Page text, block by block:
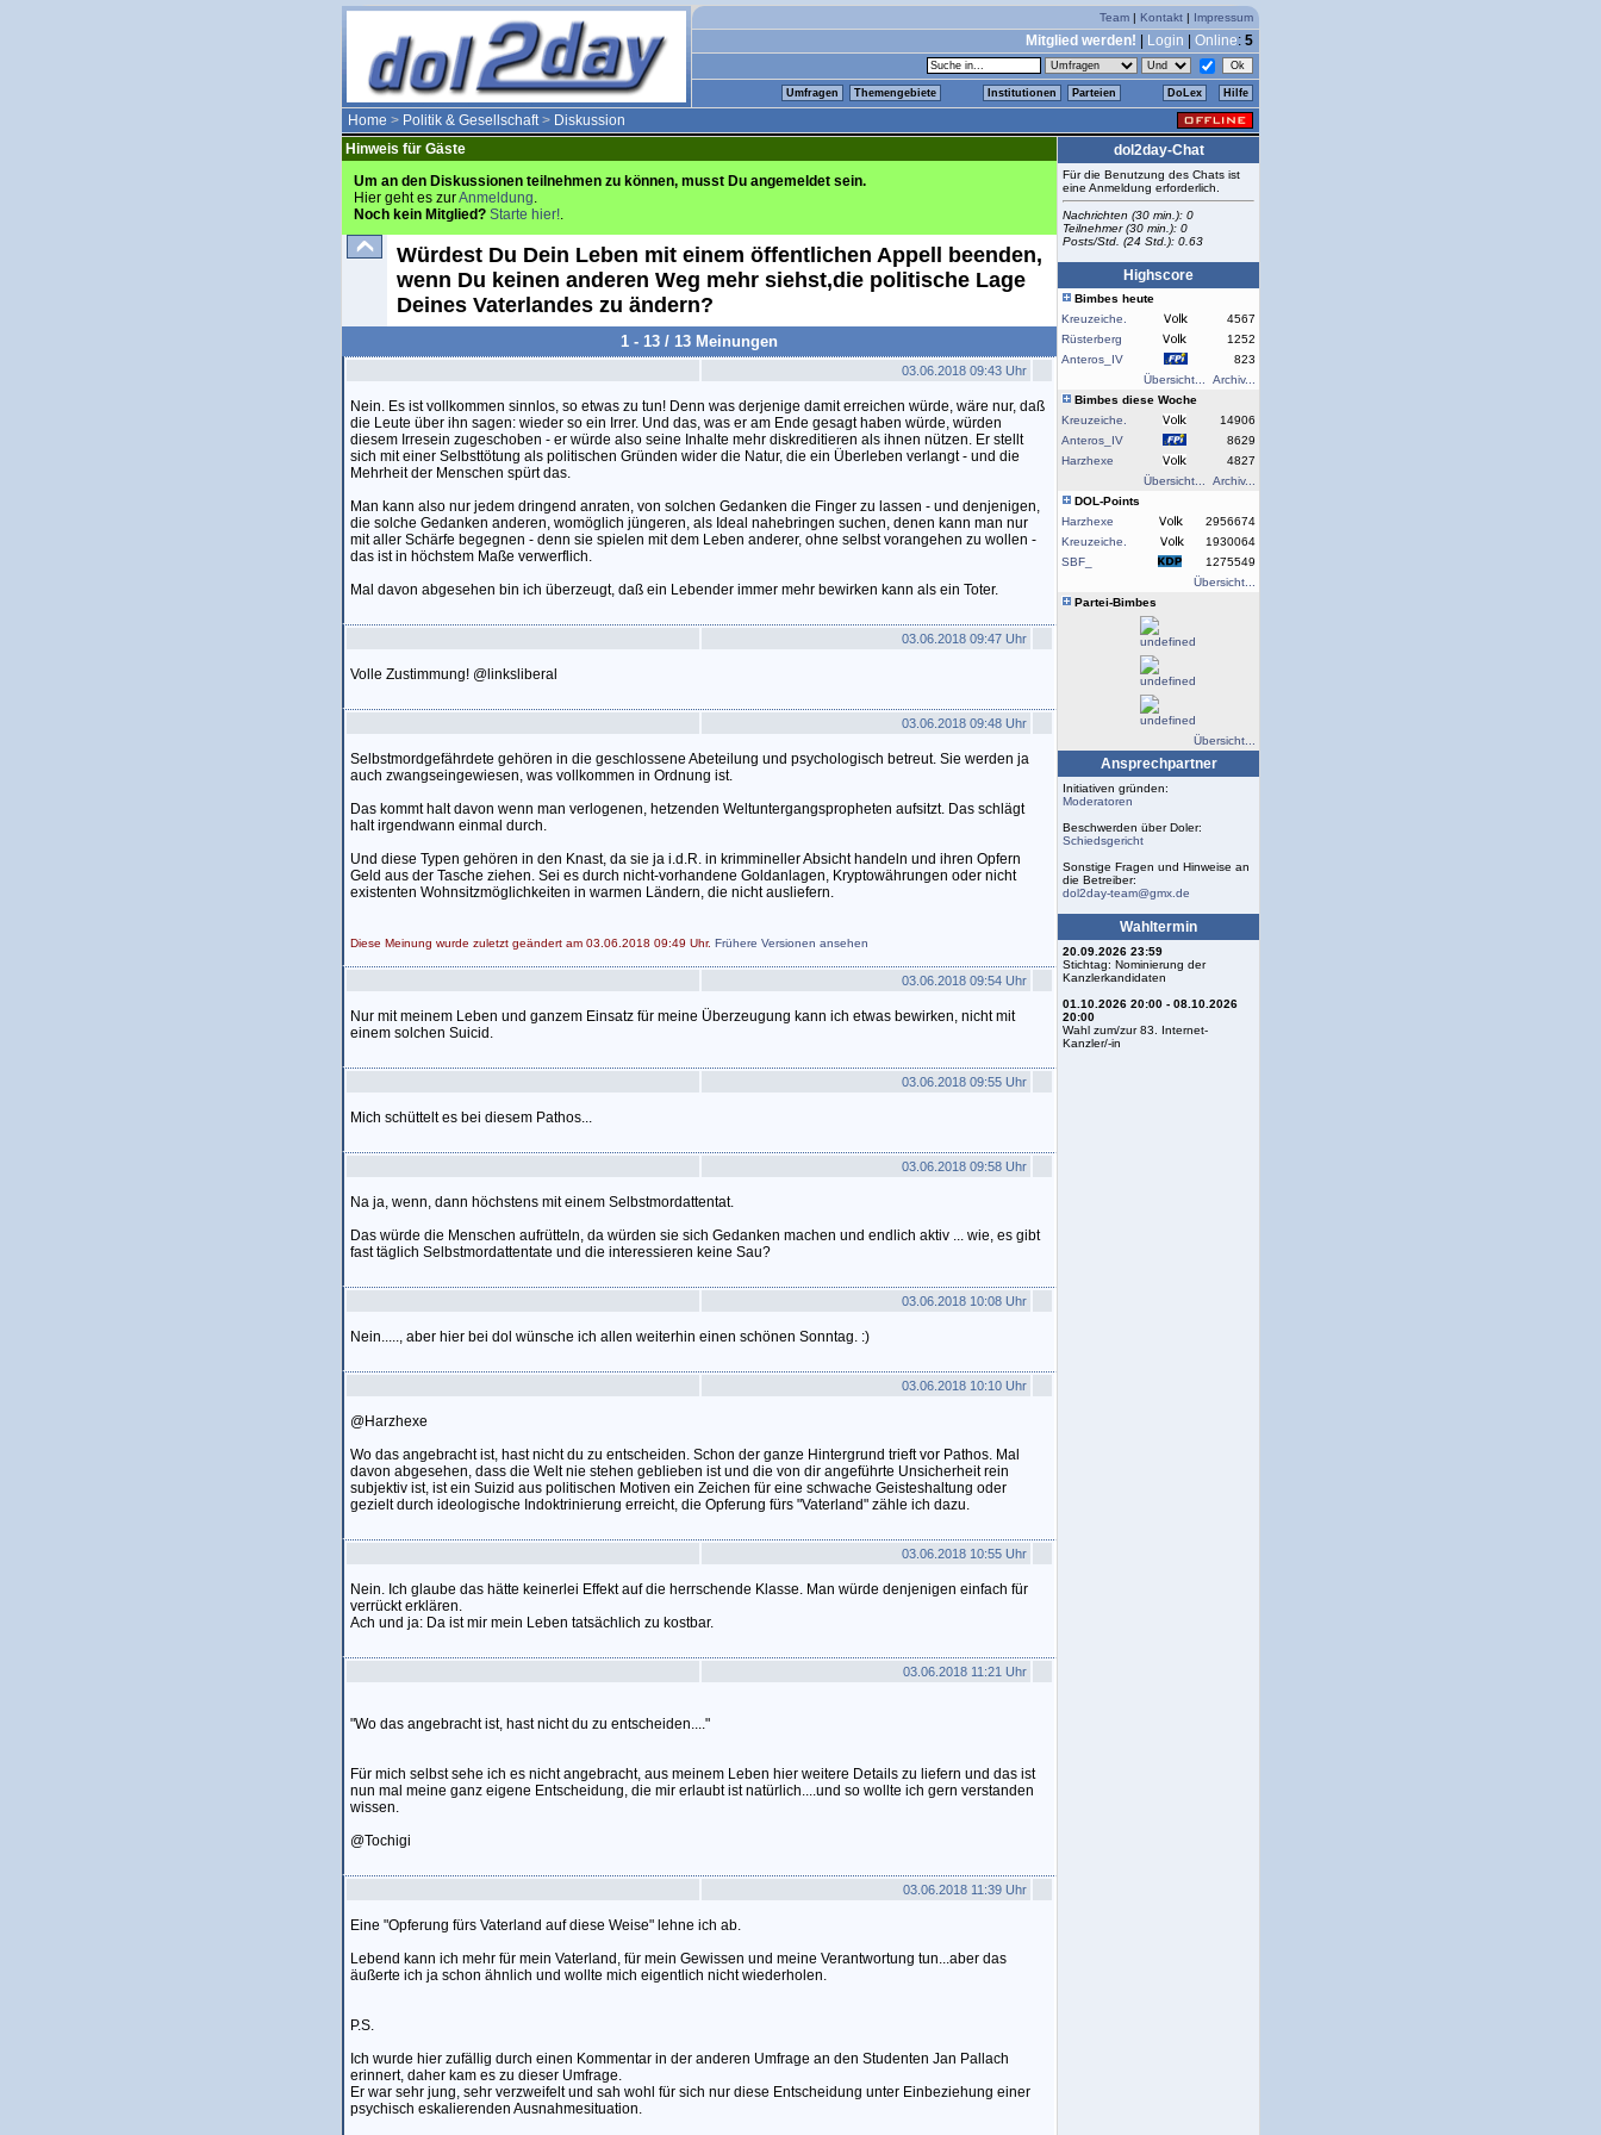
Team | Kontakt | Impressum
Mitglied werden! Login Online: 5
Umfragen Themengebiete Institutionen Parteien DoLex Hilfe
Home > Politik & Gesellschaft> Diskussion
Hinweis für Gäste
Um an den Diskussionen teilnehmen zu können, musst Du angemeldet sein.
Hier geht es zurAnmeldung.
Noch kein Mitglied? Starte hier!.
Würdest Du Dein Leben mit einem öffentlichen Appell beenden,
wenn Du keinen anderen Weg mehr siehst,die politische Lage
Deines Vaterlandes zu ändern?
1 - 13 / 13 Meinungen
03.06.2018 09:43 Uhr
Nein. Es ist vollkommen sinnlos, so etwas zu tun! Denn was derjenige damit erreichen würde, wäre nur, daß
die Leute über ihn sagen: wieder so ein Irrer. Und das, was er am Ende gesagt haben würde, würden
diesem Irresein zugeschoben - er würde also seine Inhalte mehr diskreditieren als ihnen nützen. Er stellt
sich mit einer Selbsttötung als politischen Gründen wider die Natur, die ein Überleben verlangt - und die
Mehrheit der Menschen spürt das.
Man kann also nur jedem dringend anraten, von solchen Gedanken die Finger zu lassen - und denjenigen,
die solche Gedanken anderen, womöglich jüngeren, als Ideal nahebringen suchen, denen kann man nur
mit aller Schärfe begegnen - denn sie spielen mit dem Leben anderer, ohne selbst vorangehen zu wollen -
das ist in höchstem Maße verwerflich.
Mal davon abgesehen bin ich überzeugt, daß ein Lebender immer mehr bewirken kann als ein Toter.
03.06.2018 09:47 Uhr
Volle Zustimmung! @linksliberal
03.06.2018 09:48 Uhr
Selbstmordgefährdete gehören in die geschlossene Abeteilung und psychologisch betreut. Sie werden ja
auch zwangseingewiesen, was vollkommen in Ordnung ist.
Das kommt halt davon wenn man verlogenen, hetzenden Weltuntergangspropheten aufsitzt. Das schlägt
halt irgendwann einmal durch.
Und diese Typen gehören in den Knast, da sie ja i.d.R. in krimmineller Absicht handeln und ihren Opfern
Geld aus der Tasche ziehen. Sei es durch nicht-vorhandene Goldanlagen, Kryptowährungen oder nicht
existenten Wohnsitzmöglichkeiten in warmen Ländern, die nicht ausliefern.
Diese Meinung wurde zuletzt geändert am 03.06.2018 09:49 Uhr. Frühere Versionen ansehen
03.06.2018 09:54 Uhr
Nur mit meinem Leben und ganzem Einsatz für meine Überzeugung kann ich etwas bewirken, nicht mit
einem solchen Suicid.
03.06.2018 09:55 Uhr
Mich schüttelt es bei diesem Pathos...
03.06.2018 09:58 Uhr
Na ja, wenn, dann höchstens mit einem Selbstmordattentat.
Das würde die Menschen aufrütteln, da würden sie sich Gedanken machen und endlich aktiv ... wie, es gibt
fast täglich Selbstmordattentate und die interessieren keine Sau?
03.06.2018 10:08 Uhr
Nein....., aber hier bei dol wünsche ich allen weiterhin einen schönen Sonntag. :)
03.06.2018 10:10 Uhr
@Harzhexe
Wo das angebracht ist, hast nicht du zu entscheiden. Schon der ganze Hintergrund trieft vor Pathos. Mal
davon abgesehen, dass die Welt nie stehen geblieben ist und die von dir angeführte Unsicherheit rein
subjektiv ist, ist ein Suizid aus politischen Motiven ein Zeichen für eine schwache Geisteshaltung oder
gezielt durch ideologische Indoktrinierung erreicht, die Opferung fürs "Vaterland" zähle ich dazu.
03.06.2018 10:55 Uhr
Nein. Ich glaube das hätte keinerlei Effekt auf die herrschende Klasse. Man würde denjenigen einfach für
verrückt erklären.
Ach und ja: Da ist mir mein Leben tatsächlich zu kostbar.
03.06.2018 11:21 Uhr
"Wo das angebracht ist, hast nicht du zu entscheiden...."
Für mich selbst sehe ich es nicht angebracht, aus meinem Leben hier weitere Details zu liefern und das ist
nun mal meine ganz eigene Entscheidung, die mir erlaubt ist natürlich....und so wollte ich gern verstanden
wissen.
@Tochigi
03.06.2018 11:39 Uhr
Eine "Opferung fürs Vaterland auf diese Weise" lehne ich ab.
Lebend kann ich mehr für mein Vaterland, für mein Gewissen und meine Verantwortung tun...aber das
äußerte ich ja schon ähnlich und wollte mich eigentlich nicht wiederholen.
P.S.
Ich wurde hier zufällig durch einen Kommentar in der anderen Umfrage an den Studenten Jan Pallach
erinnert, daher kam es zu dieser Umfrage.
Er war sehr jung, sehr verzweifelt und sah wohl für sich nur diese Entscheidung unter Einbeziehung einer
psychisch eskalierenden Ausnahmesituation.
dol2day-Chat
Für die Benutzung des Chats ist
eine Anmeldung erforderlich.
Nachrichten (30 min.): 0
Teilnehmer (30 min.): 0
Posts/Std. (24 Std.): 0.63
Highscore
Bimbes heute
Kreuzeiche.
4567
Rüsterberg
1252
Anteros_IV
823
Übersicht...
Archiv...
Bimbes diese Woche
Kreuzeiche.
14906
Anteros_IV
8629
Harzhexe
4827
Übersicht...
Archiv...
DOL-Points
Harzhexe
2956674
Kreuzeiche.
1930064
SBF_
1275549
Übersicht...
Partei-Bimbes
Übersicht...
Ansprechpartner
Initiativen gründen:
Moderatoren
Beschwerden über Doler:
Schiedsgericht
Sonstige Fragen und Hinweise an
die Betreiber:
dol2day-team@gmx.de
Wahltermin
20.09.2026 23:59
Stichtag: Nominierung der
Kanzlerkandidaten
01.10.2026 20:00 - 08.10.2026
20:00
Wahl zum/zur 83. Internet-
Kanzler/-in